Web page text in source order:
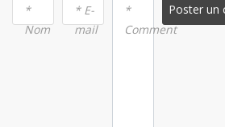
*
Nom
* E-
mail
*
Comment
Poster un